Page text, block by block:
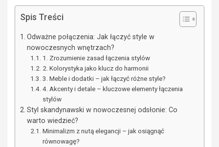
Spis Treści
Odważne połączenia: Jak łączyć style w
nowoczesnych wnętrzach?
1. Zrozumienie zasad łączenia stylów
2. Kolorystyka jako klucz do harmonii
3. Meble i dodatki – jak łączyć różne style?
4. Akcenty i detale – kluczowe elementy łączenia
stylów
Styl skandynawski w nowoczesnej odsłonie: Co
warto wiedzieć?
Minimalizm z nutą elegancji – jak osiągnąć
równowagę?